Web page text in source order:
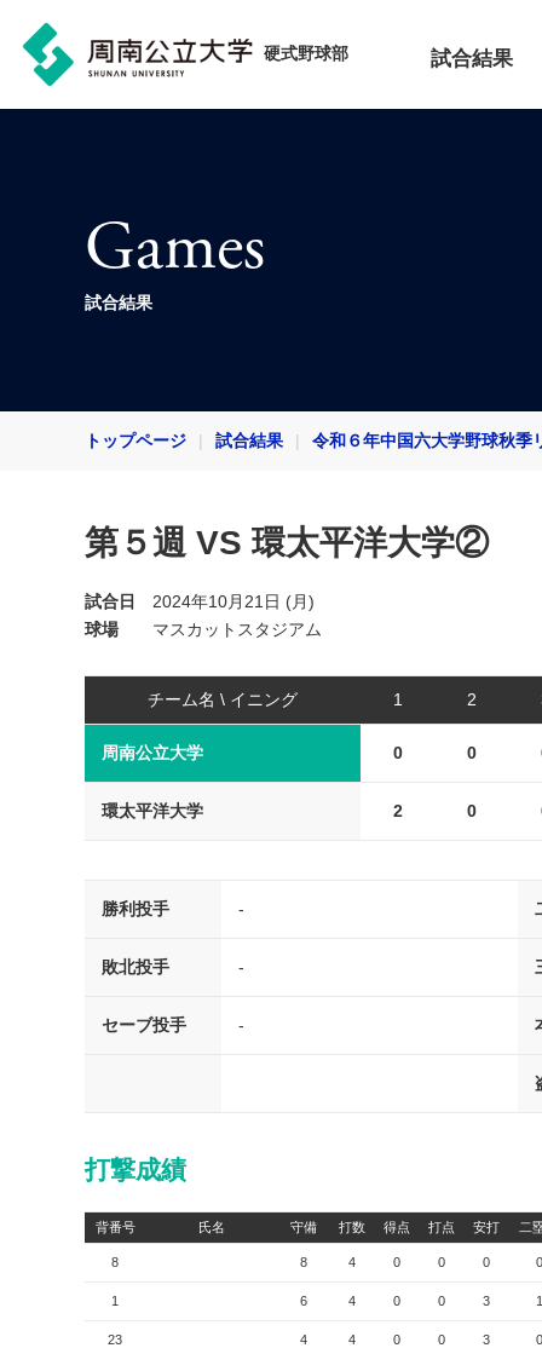
硬式野球部 試合結果
Games
試合結果
トップページ 試合結果 令和６年中国六大学野球秋季
第５週 VS 環太平洋大学②
試合日
2024年10月21日 (月)
球場
マスカットスタジアム
チーム名 \ イニング 1 2
周南公立大学 0 0
環太平洋大学 2 0
勝利投手 -
敗北投手 -
セーブ投手 -
打撃成績
背番号 氏名 守備 打数 得点 打点 安打 二
8 8 4 0 0 0 0
1 6 4 0 0 3 1
23 4 4 0 0 3 0